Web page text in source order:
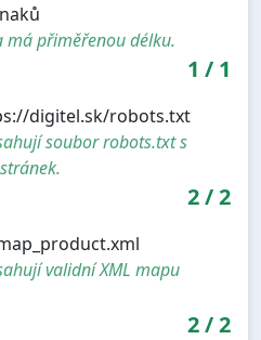
má přiměřenou délku.
1 / 1
digitel.sk/robots.txt
soubor robots.txt s
2/2
validní XML mapu
2/2